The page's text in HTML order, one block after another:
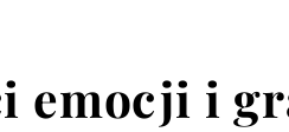
emocji i